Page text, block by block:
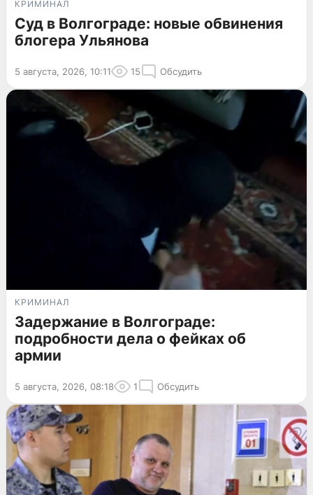
КРИМИНАЛ
Суд в Волгограде: новые обвинения
блогера Ульянова
5 августа, 2026, 10:11 15 Обсудить
КРИМИНАЛ
Задержание в Волгограде:
подробности дела о фейках об
армии
5 августа, 2026, 08:18 1 Обсудить